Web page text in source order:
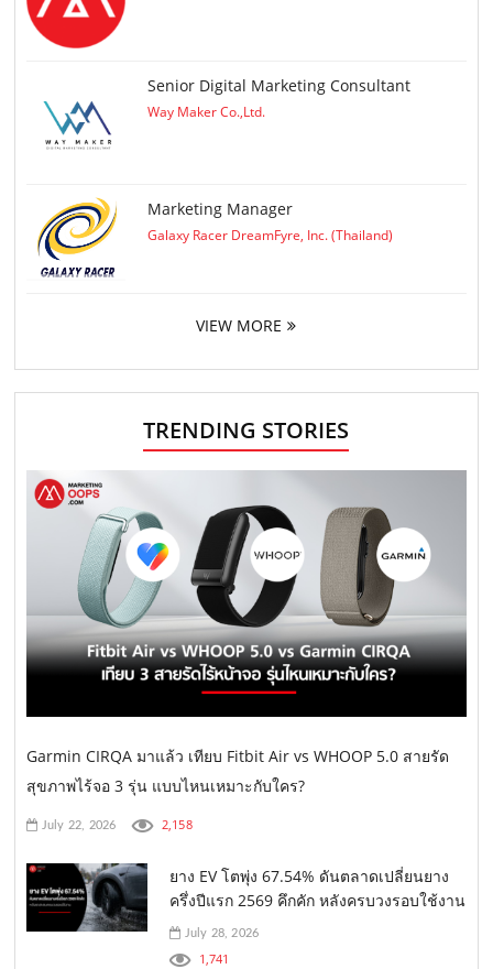
Senior Digital Marketing Consultant
Way Maker Co.,Ltd.
Marketing Manager
Galaxy Racer DreamFyre, Inc. (Thailand)
VIEW MORE
TRENDING STORIES
Garmin CIRQA มาแล้ว เทียบ Fitbit Air vs WHOOP 5.0 สายรัด
สุขภาพไร้จอ 3 รุ่น แบบไหนเหมาะกับใคร?
July 22, 2026 2,158
ยาง EV โตพุ่ง 67.54% ดันตลาดเปลี่ยนยาง
ครึ่งปีแรก 2569 คึกคัก หลังครบวงรอบใช้งาน
July 28, 2026
1,741